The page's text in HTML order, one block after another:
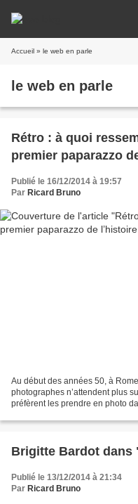
Accueil » le web en parle
le web en parle
Rétro : à quoi
premier paparazzo
Publié le 16/12/2014 à 19:57
Par Ricard Bruno
Au début des années 50, à
photographes n’attendent plus
préfèrent les prendre en photo
Brigitte Bardot dans
Publié le 13/12/2014 à 21:34
Par Ricard Bruno